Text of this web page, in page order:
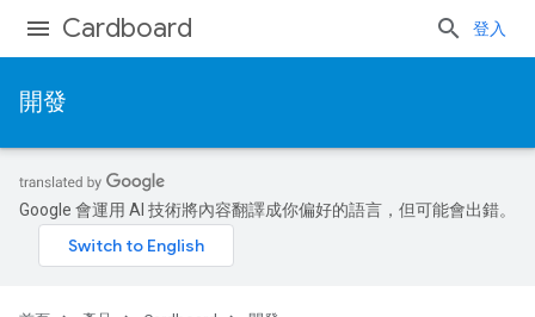
Cardboard 登入
開發
Google 會運用 AI 技術將內容翻譯成你偏好的語言，但可能會出錯。